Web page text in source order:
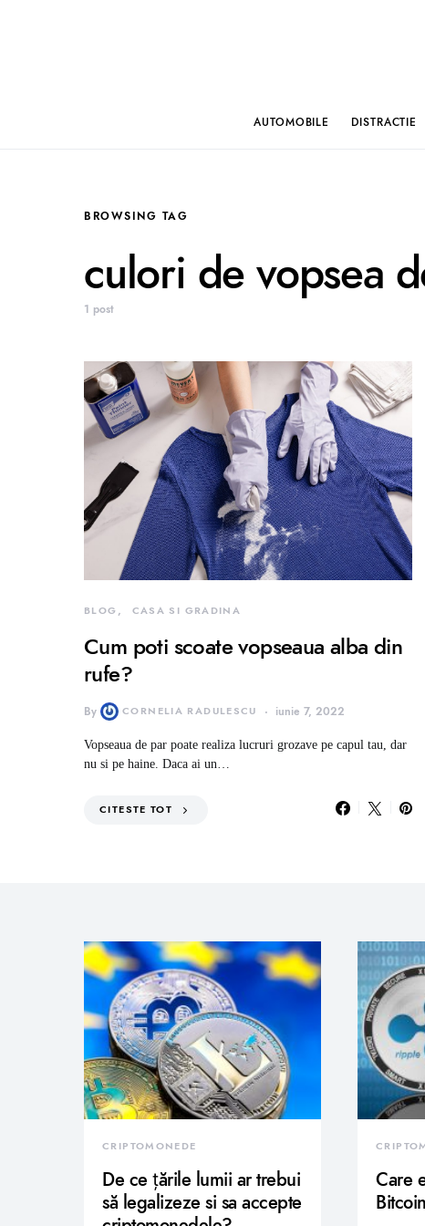
AUTOMOBILE DISTRACTIE
BROWSING TAG
culori de vopsea
1 post
BLOG CASA SI GRADINA
Cum poti scoate vopseaua alba din
rufe?
By CORNELIA RADULESCU iunie 7, 2022
Vopseaua de par poate realiza lucruri grozave pe capul tau, dar
nu si pe haine. Daca ai un…
CITESTE TOT
CRIPTOMONEDE
De ce țările lumii ar trebui
să legalizeze si sa accepte
Care